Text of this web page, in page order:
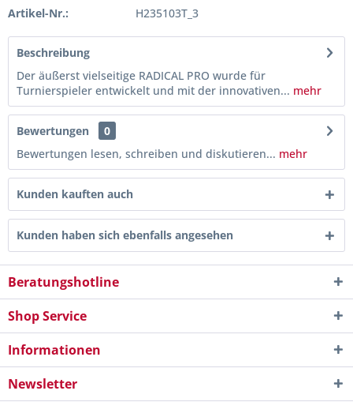
Artikel-Nr.: H235103T_3
Beschreibung
Der äußerst vielseitige RADICAL PRO wurde für
Turnierspieler entwickelt und mit der innovativen... mehr
Bewertungen
0
Bewertungen lesen, schreiben und diskutieren... mehr
Kunden kauften auch
Kunden haben sich ebenfalls angesehen
Beratungshotline
Shop Service
Informationen
Newsletter